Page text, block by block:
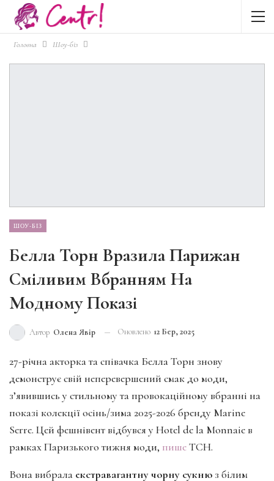
Головна Шоу-біз
ШОУ-БІЗ
Белла Торн Вразила Парижан
Сміливим Вбранням На
Модному Показі
Автор Олена Явір Оновлено 12 Бер, 2025
27-річна акторка та співачка Белла Торн знову
демонструє свій неперевершений смак до моди,
з’явившись у стильному та провокаційному вбранні на
показі колекції осінь/зима 2025-2026 бренду Marine
Serre. Цей фешнівент відбувся у Hotel de la Monnaie в
рамках Паризького тижня моди, пишеТСН.
Вона вибрала екстравагантну чорну сукню з білим